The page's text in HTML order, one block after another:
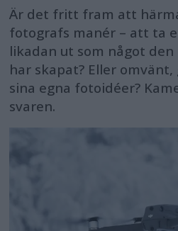
Är det fritt fram att
fotografs manér – att ta
likadan ut som något
har skapat? Eller
sina egna fotoidéer?
svaren.